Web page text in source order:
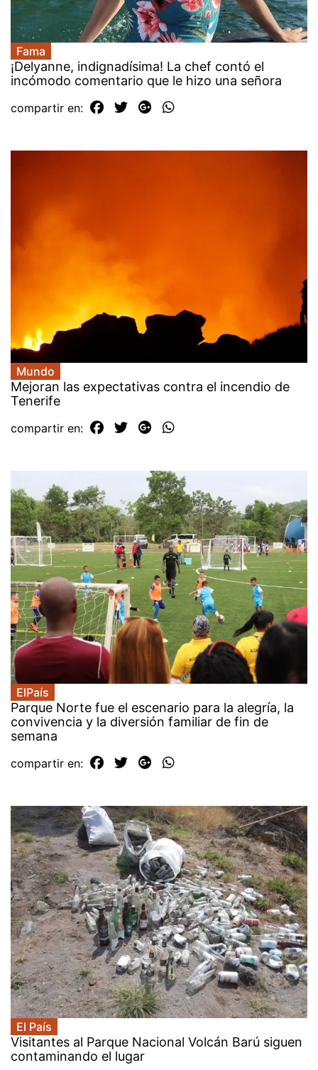
Fama
¡Delyanne, indignadísima! La chef contó el
incómodo comentario que le hizo una señora
compartir en:
Mundo
Mejoran las expectativas contra el incendio de
Tenerife
compartir en:
ElPaís
Parque Norte fue el escenario para la alegría, la
convivencia y la diversión familiar de fin de
semana
compartir en:
El País
Visitantes al Parque Nacional Volcán Barú siguen
contaminando el lugar